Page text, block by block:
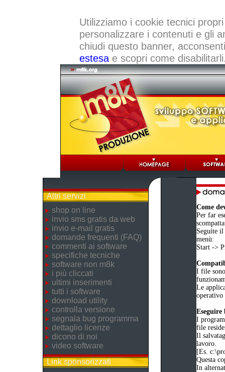
Utilizziamo i cookie tecnici
personalizzare i contenuti e gli
chiudi questo banner,
estesae scopri come
Altri servizi
shop on line
invio sms gratis da web
invio e-mail gratis
domande frequenti (FAQ)
commenti ai software
specifiche tecniche
software non m8k
i più cliccati
ultimi inserimenti
tutti i software
download utility
controlla versione
segnala bug programma
dettaglio licenze
dicono di noi
video software
Link sponsorizzati
Come
Per far
Seguite
menù:
Start ->
I file
Le
operativo
I
file
Il
lavoro.
[Es.
Questa
In